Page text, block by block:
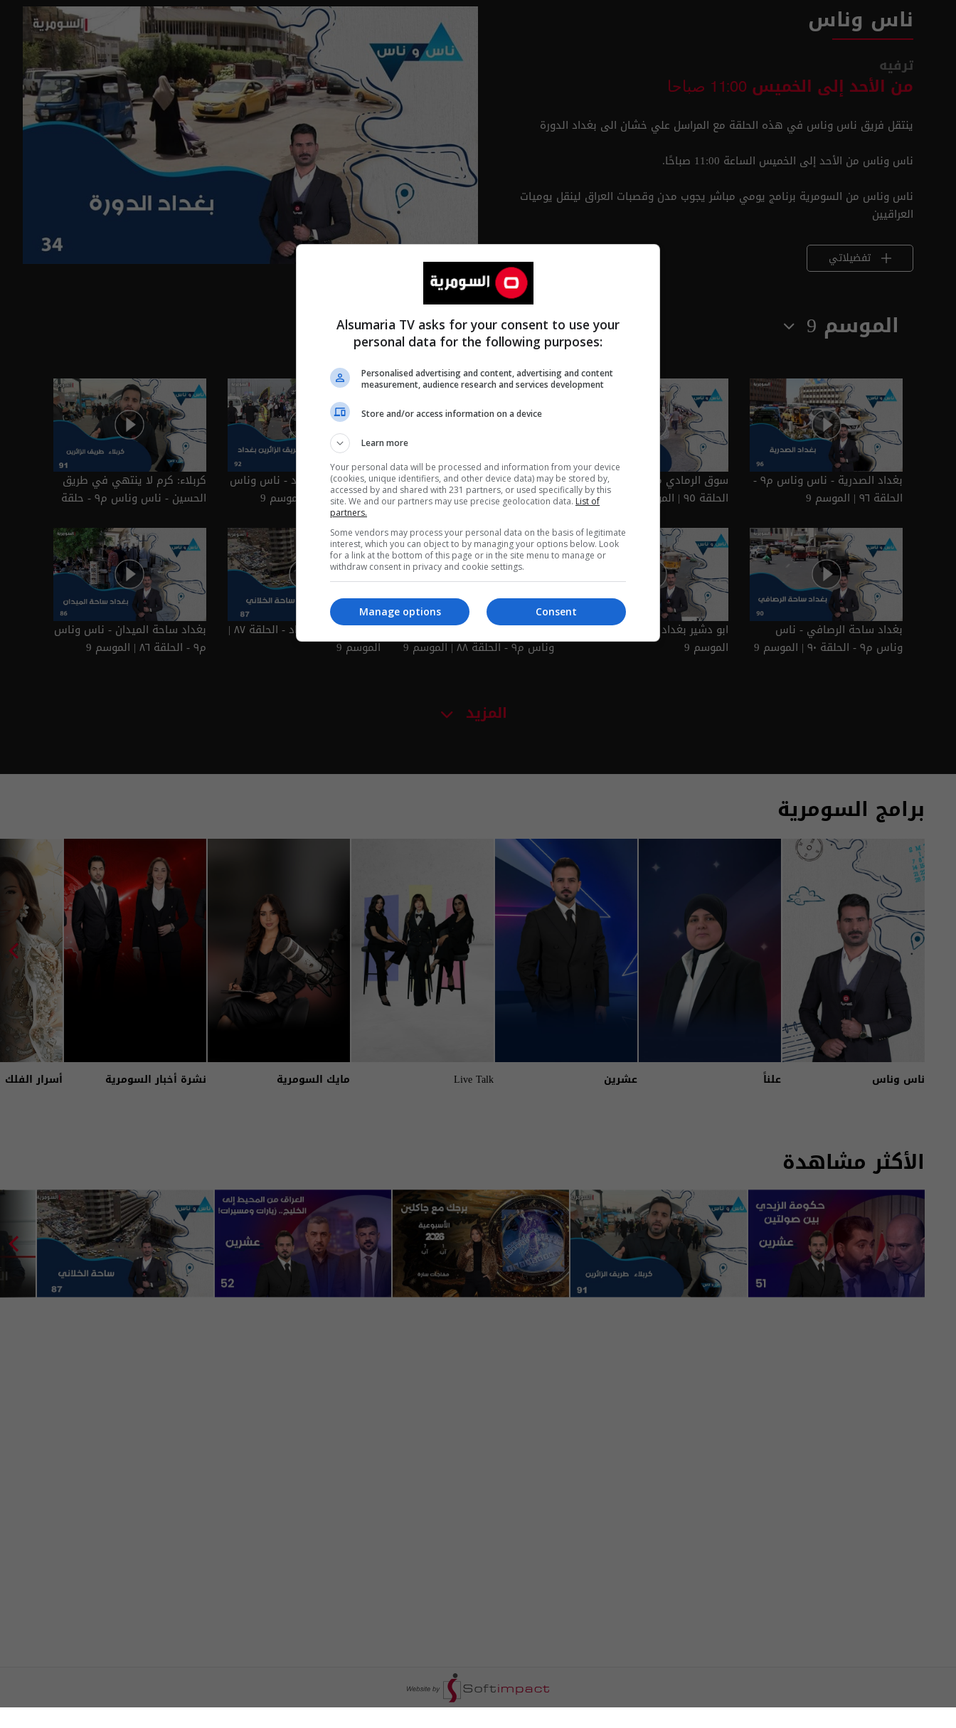
ناس وناس
ترفيه
من الأحد إلى الخميس 11:00 صباحا
ينتقل فريق ناس وناس في هذه الحلقة مع المراسل علي خشان الى بغداد الدورة
ناس وناس من الأحد إلى الخميس الساعة 11:00 صباحًا.
ناس وناس من السومرية برنامج يومي مباشر يجوب مدن وقصبات العراق لينقل يوميات
العراقيين
تفضيلاتي
الموسم 9
بغداد الصدرية - ناس وناس م٩ -
الحلقة ٩٦ | الموسم 9
سوق الرمادي محافظة الانبار -
الحلقة ٩٥ | الموسم 9
بغداد طريق الزائرين - ناس وناس
م٩ - الحلقة ٩٣ | الموسم 9
طريق الزائرين بغداد - ناس وناس
م٩ - الحلقة ٩٢ | الموسم 9
كربلاء: كرم لا ينتهي في طريق
الحسين - ناس وناس م٩ - حلقة
بغداد ساحة الرصافي - ناس
وناس م٩ - الحلقة ٩٠ | الموسم 9
ابو دشير بغداد - الحلقة ٨٩ |
الموسم 9
منطقة العلاوي بغداد - ناس
وناس م٩ - الحلقة ٨٨ | الموسم 9
ساحة الخلاني بغداد - الحلقة ٨٧ |
الموسم 9
بغداد ساحة الميدان - ناس وناس
م٩ - الحلقة ٨٦ | الموسم 9
المزيد
برامج السومرية
ناس وناس علناً عشرين Live Talk مايك السومرية نشرة أخبار السومرية أسرار الفلك
الأكثر مشاهدة
Alsumaria TV asks for your consent to use your
personal data for the following purposes:
Personalised advertising and content, advertising and content
measurement, audience research and services development
Store and/or access information on a device
Learn more
Your personal data will be processed and information from your device
(cookies, unique identifiers, and other device data) may be stored by,
accessed by and shared with 231 partners, or used specifically by this
site. We and our partners may use precise geolocation data. List of
partners.
Some vendors may process your personal data on the basis of legitimate
interest, which you can object to by managing your options below. Look
for a link at the bottom of this page or in the site menu to manage or
withdraw consent in privacy and cookie settings.
Consent
Manage options